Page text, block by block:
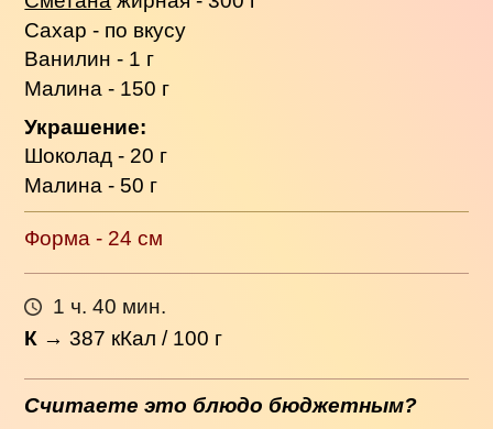
Сахар - по вкусу
Ванилин - 1 г
Малина - 150 г
Украшение:
Шоколад - 20 г
Малина - 50 г
Форма - 24 см
1 ч. 40 мин.
К →387 кКал / 100 г
Считаете это блюдо бюджетным?